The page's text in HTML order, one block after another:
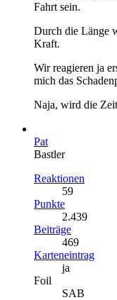
Fahrt sein.
Durch die Länge
Kraft.
Wir reagieren ja
mich das
Naja, wird die
Pat
Bastler
Reaktionen
59
Punkte
2.439
Beiträge
469
Karteneintrag
ja
Foil
SAB